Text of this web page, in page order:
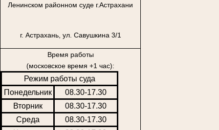
Ленинском районном суде г.Астрахани
г. Астрахань, ул. Савушкина 3/1
Время работы
(московское время +1 час):
Режим работы суда
Понедельник
08.30-17.30
Вторник
08.30-17.30
Среда
08.30-17.30